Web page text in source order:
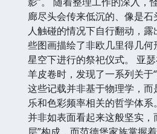
廊尽头会传来低沉的、像是
人触碰的情况下自行翻动，
些图画描绘了非欧几里得几
星空下进行的祭祀仪式。 亚
羊皮卷时，发现了一系列关于
这些记载并非基于物理学，
乐和色彩频率相关的哲学体
并非如表面看起来这般坚实，